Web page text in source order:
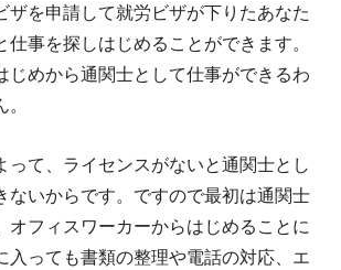
ザを申請して就労ビザが下りたあなた
仕事を探しはじめることができます。
じめから通関士として仕事ができるわ
って、ライセンスがないと通関士とし
ないからです。ですので最初は通関士
オフィスワーカーからはじめることに
入っても書類の整理や電話の対応、エ